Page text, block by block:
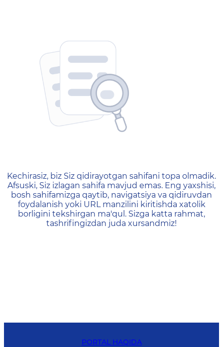
404 — Страница не
Kechirasiz, biz Siz qidirayotgan sahifani topa olmadik.
Afsuski, Siz izlagan sahifa mavjud emas. Eng yaxshisi,
bosh sahifamizga qaytib, navigatsiya va qidiruvdan
foydalanish yoki URL manzilini kiritishda xatolik
borligini tekshirgan ma'qul. Sizga katta rahmat,
tashrifingizdan juda xursandmiz!
PORTAL HAQIDA